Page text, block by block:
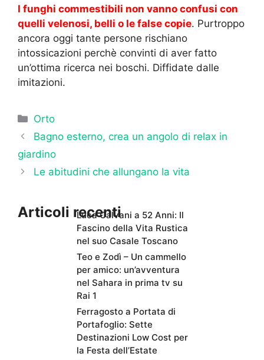
I funghi commestibili non vanno confusi con
quelli velenosi, belli o le false copie. Purtroppo
ancora oggi tante persone rischiano
intossicazioni perchè convinti di aver fatto
un’ottima ricerca nei boschi. Diffidate dalle
imitazioni.
Categorie
Orto
Bagno esterno, crea un angolo di relax in
giardino
Le abitudini che allungano la vita
Articoli recentiLuca Calvani a 52 Anni: Il
Fascino della Vita Rustica
nel suo Casale Toscano
Teo e Zodì – Un cammello
per amico: un’avventura
nel Sahara in prima tv su
Rai 1
Ferragosto a Portata di
Portafoglio: Sette
Destinazioni Low Cost per
la Festa dell’Estate